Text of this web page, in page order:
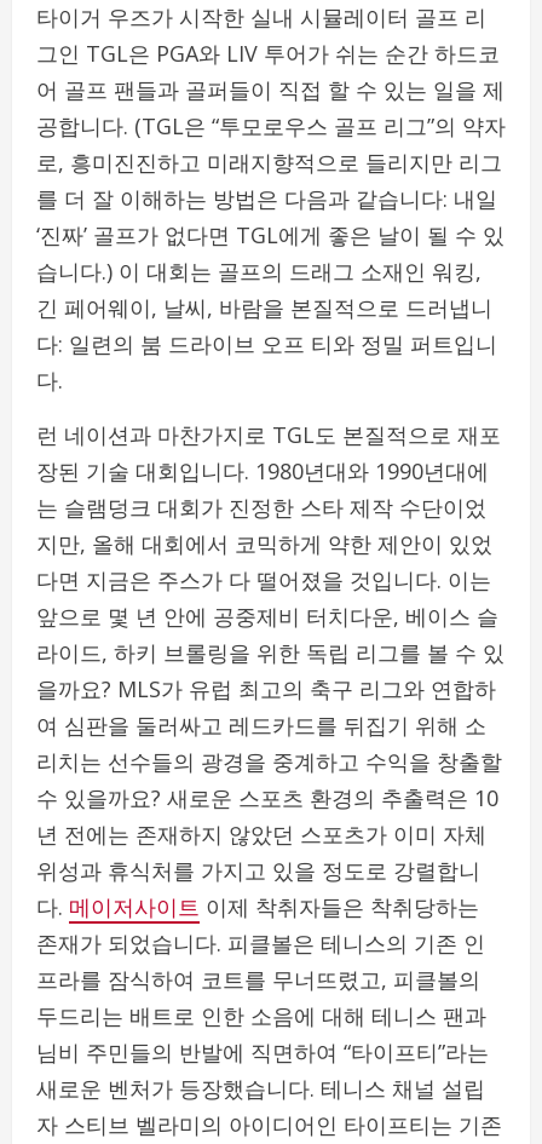
타이거 우즈가 시작한 실내 시뮬레이터 골프 리
그인 TGL은 PGA와 LIV 투어가 쉬는 순간 하드코
어 골프 팬들과 골퍼들이 직접 할 수 있는 일을 제
공합니다. (TGL은 “투모로우스 골프 리그”의 약자
로, 흥미진진하고 미래지향적으로 들리지만 리그
를 더 잘 이해하는 방법은 다음과 같습니다: 내일
‘진짜’ 골프가 없다면 TGL에게 좋은 날이 될 수 있
습니다.) 이 대회는 골프의 드래그 소재인 워킹,
긴 페어웨이, 날씨, 바람을 본질적으로 드러냅니
다: 일련의 붐 드라이브 오프 티와 정밀 퍼트입니
다.
런 네이션과 마찬가지로 TGL도 본질적으로 재포
장된 기술 대회입니다. 1980년대와 1990년대에
는 슬램덩크 대회가 진정한 스타 제작 수단이었
지만, 올해 대회에서 코믹하게 약한 제안이 있었
다면 지금은 주스가 다 떨어졌을 것입니다. 이는
앞으로 몇 년 안에 공중제비 터치다운, 베이스 슬
라이드, 하키 브롤링을 위한 독립 리그를 볼 수 있
을까요? MLS가 유럽 최고의 축구 리그와 연합하
여 심판을 둘러싸고 레드카드를 뒤집기 위해 소
리치는 선수들의 광경을 중계하고 수익을 창출할
수 있을까요? 새로운 스포츠 환경의 추출력은 10
년 전에는 존재하지 않았던 스포츠가 이미 자체
위성과 휴식처를 가지고 있을 정도로 강렬합니
다. 메이저사이트 이제 착취자들은 착취당하는
존재가 되었습니다. 피클볼은 테니스의 기존 인
프라를 잠식하여 코트를 무너뜨렸고, 피클볼의
두드리는 배트로 인한 소음에 대해 테니스 팬과
님비 주민들의 반발에 직면하여 “타이프티”라는
새로운 벤처가 등장했습니다. 테니스 채널 설립
자 스티브 벨라미의 아이디어인 타이프티는 기존